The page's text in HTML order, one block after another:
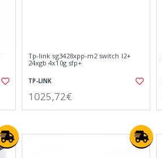
Tp-link sg3428xpp-m2 switch l2+
24xgb 4x10g sfp+
TP-LINK
1025,72€